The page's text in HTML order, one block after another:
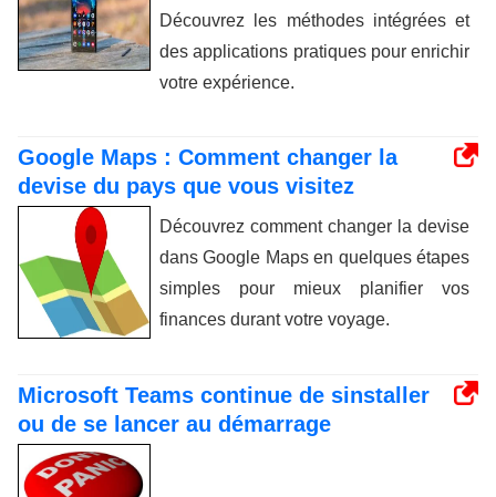
Découvrez les méthodes intégrées et
des applications pratiques pour enrichir
votre expérience.
Google Maps : Comment changer la
devise du pays que vous visitez
Découvrez comment changer la devise
dans Google Maps en quelques étapes
simples pour mieux planifier vos
finances durant votre voyage.
Microsoft Teams continue de sinstaller
ou de se lancer au démarrage